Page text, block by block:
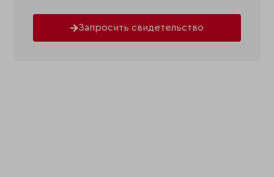
Запросить свидетельство